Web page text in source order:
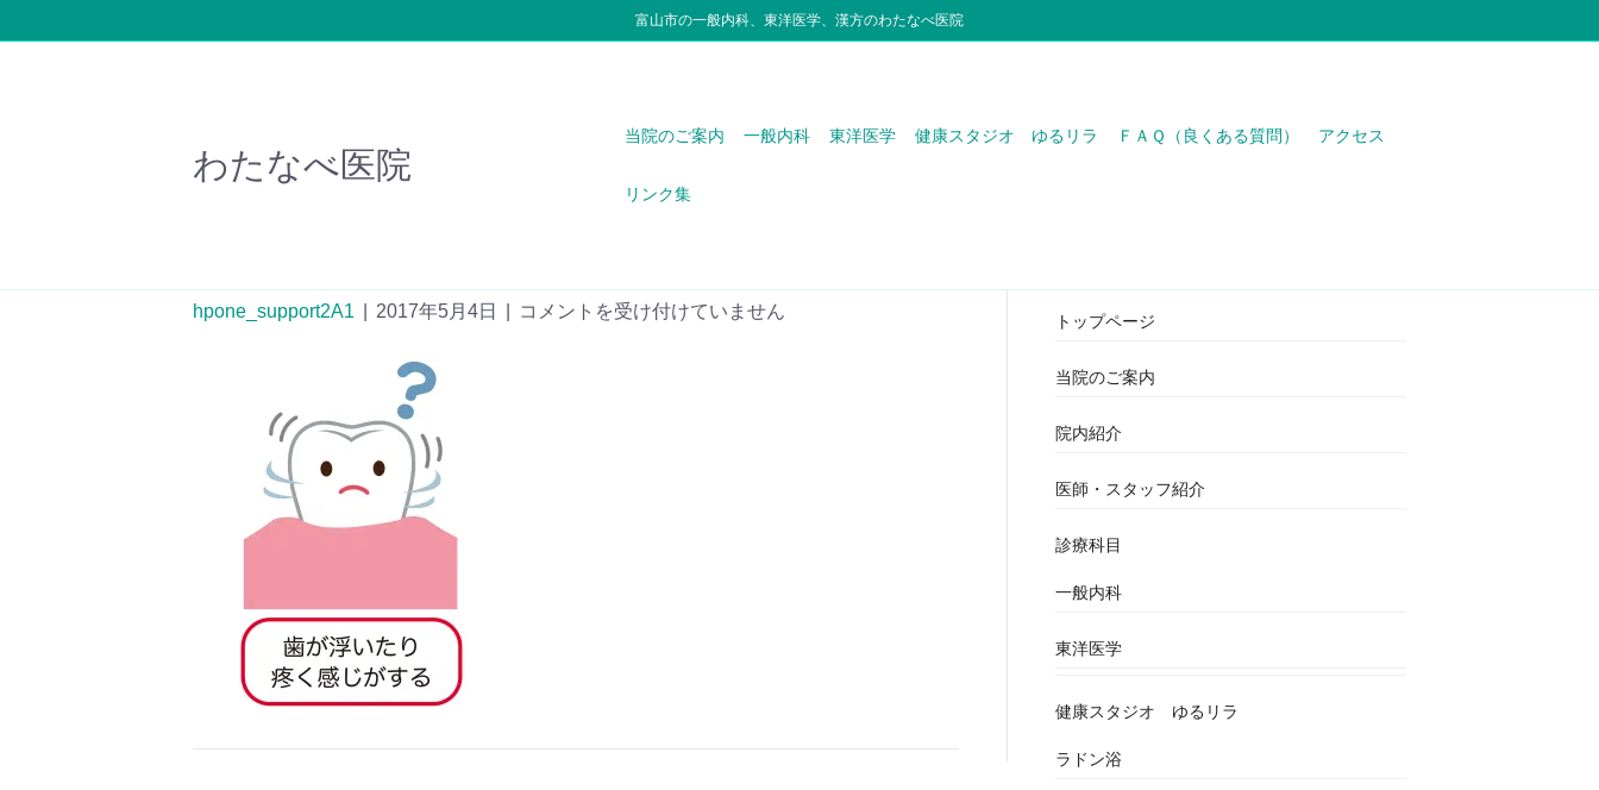
富山市の一般内科、東洋医学、漢方のわたなべ医院
わたなべ医院
当院のご案内 一般内科 東洋医学 健康スタジオ ゆるリラ ＦＡＱ（良くある質問） アクセス
リンク集
hpone_support2A1 2017年5月4日 コメントを受け付けていません トップページ
当院のご案内
院内紹介
医師・スタッフ紹介
診療科目
一般内科
東洋医学
健康スタジオ ゆるリラ
ラドン浴